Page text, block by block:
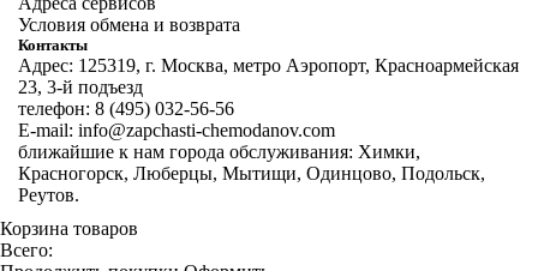
Условия обмена и возврата
Контакты
Адрес: 125319, г. Москва, метро Аэропорт, Красноармейская
23, 3-й подъезд
телефон: 8 (495) 032-56-56
E-mail: info@zapchasti-chemodanov.com
ближайшие к нам города обслуживания: Химки,
Красногорск, Люберцы, Мытищи, Одинцово, Подольск,
Реутов.
Корзина товаров
Всего: